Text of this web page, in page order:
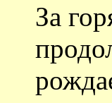
За